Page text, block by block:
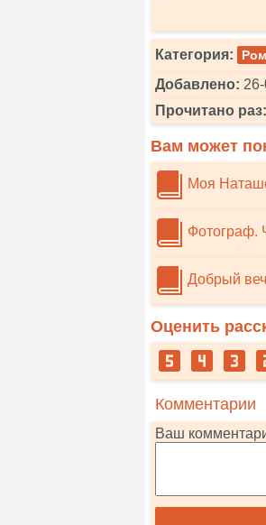
Категория:
Добавлено:
Прочитано раз:
Вам может
Моя
Фотограф.
Добрый
Оценить
Комментарии
Ваш